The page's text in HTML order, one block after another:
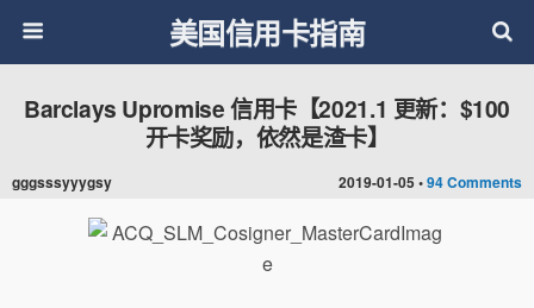
美国信用卡指南
2019-01-05 •94 Comments
Barclays Upromise 信用卡【2021.1 更新：$100
开卡奖励，依然是渣卡】
gggsssyyygsy